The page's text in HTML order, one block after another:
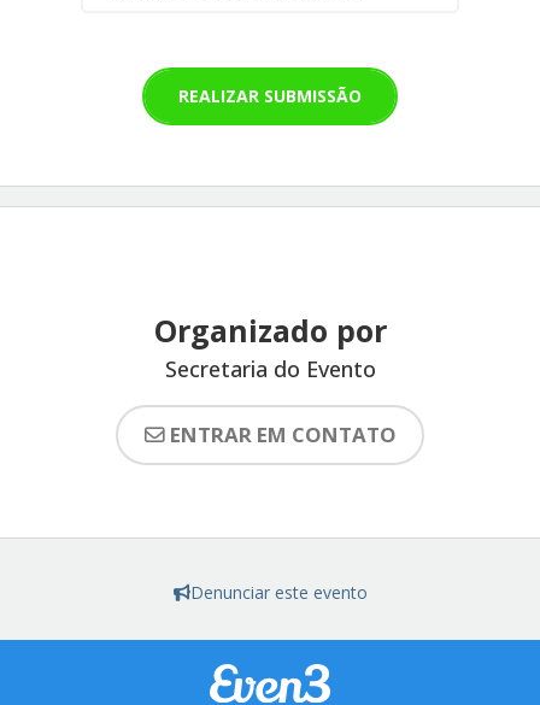
REALIZAR SUBMISSÃO
Organizado por
Secretaria do Evento
ENTRAR EM CONTATO
Denunciar este evento